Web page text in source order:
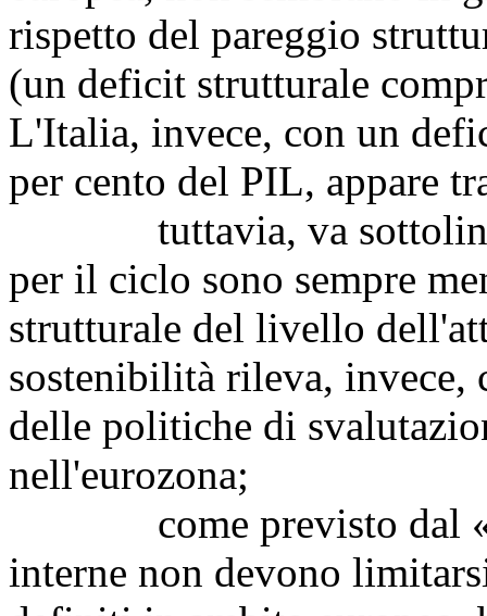
rispetto del pareggio
(un deficit strutturale
L'Italia, invece, con un
per cento del PIL, appare
tuttavia, va
per il ciclo sono sempre
strutturale del livello
sostenibilità rileva, invece,
delle politiche di
nell'eurozona;
come previsto dal
interne non devono